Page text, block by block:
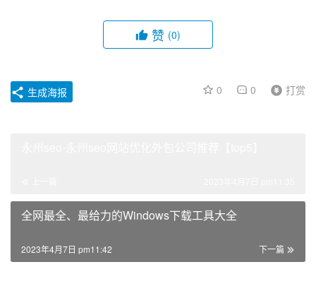
赞 (0)
0 0 打赏
生成海报
全网最全、最给力的Windows下载工具大全
下一篇
2023年4月7日 pm11:42